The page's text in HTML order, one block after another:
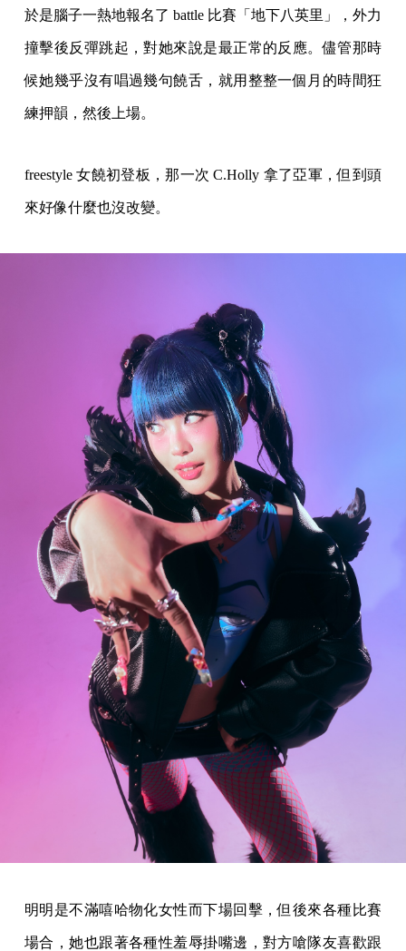
於是腦子一熱地報名了 battle 比賽「地下八英里」，外力
撞擊後反彈跳起，對她來說是最正常的反應。儘管那時
候她幾乎沒有唱過幾句饒舌，就用整整一個月的時間狂
練押韻，然後上場。
freestyle 女饒初登板，那一次 C.Holly 拿了亞軍，但到頭
來好像什麼也沒改變。
明明是不滿嘻哈物化女性而下場回擊，但後來各種比賽
場合，她也跟著各種性羞辱掛嘴邊，對方嗆隊友喜歡跟